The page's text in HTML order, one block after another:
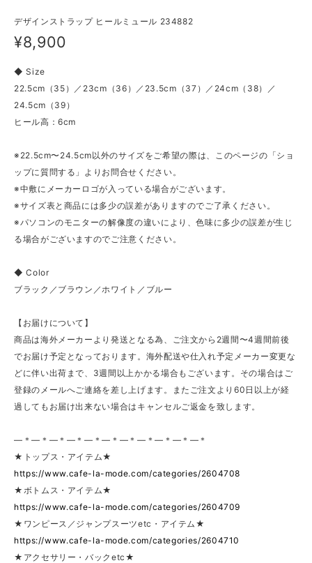
デザインストラップ ヒールミュール 234882
¥8,900
◆ Size
22.5cm（35）／23cm（36）／23.5cm（37）／24cm（38）／
24.5cm（39）
ヒール高：6cm
※22.5cm〜24.5cm以外のサイズをご希望の際は、このページの「ショ
ップに質問する」よりお問合せください。
※中敷にメーカーロゴが入っている場合がございます。
※サイズ表と商品には多少の誤差がありますのでご了承ください。
※パソコンのモニターの解像度の違いにより、色味に多少の誤差が生じ
る場合がございますのでご注意ください。
◆ Color
ブラック／ブラウン／ホワイト／ブルー
【お届けについて】
商品は海外メーカーより発送となる為、ご注文から2週間〜4週間前後
でお届け予定となっております。海外配送や仕入れ予定メーカー変更な
どに伴い出荷まで、3週間以上かかる場合もございます。その場合はご
登録のメールへご連絡を差し上げます。またご注文より60日以上が経
過してもお届け出来ない場合はキャンセルご返金を致します。
—＊—＊—＊—＊—＊—＊—＊—＊—＊—＊—＊
★トップス・アイテム★
https://www.cafe-la-mode.com/categories/2604708
★ボトムス・アイテム★
https://www.cafe-la-mode.com/categories/2604709
★ワンピース／ジャンプスーツetc・アイテム★
https://www.cafe-la-mode.com/categories/2604710
★アクセサリー・バックetc★